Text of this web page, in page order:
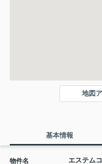
地図
基本情報
物件名 エステム